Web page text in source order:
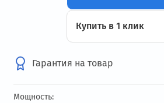
Купить в 1 клик
Гарантия на товар
Мощность: